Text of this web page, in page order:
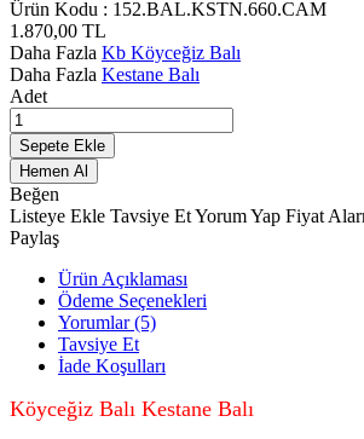
Ürün Kodu : 152.BAL.KSTN.660.CAM
1.870,00 TL
Daha Fazla Kb Köyceğiz Balı
Daha Fazla Kestane Balı
Adet
Sepete Ekle
Hemen Al
Beğen
Listeye Ekle Tavsiye EtYorum Yap Fiyat
Paylaş
Ürün Açıklaması
Ödeme Seçenekleri
Yorumlar (5)
Tavsiye Et
İade Koşulları
Köyceğiz Balı Kestane Balı